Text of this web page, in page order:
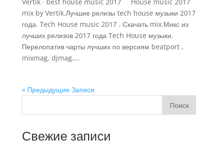
mix by Vertik.Лучшие релизы tech house музыки 2017
года. Tech House music 2017 . Скачать mix.Микс из
лучших релизов 2017 года Tech House музыки.
Перелопатив чарты лучших по версиям beatport ,
mixmag, djmag,...
« Предыдущие Записи
Поиск
Свежие записи